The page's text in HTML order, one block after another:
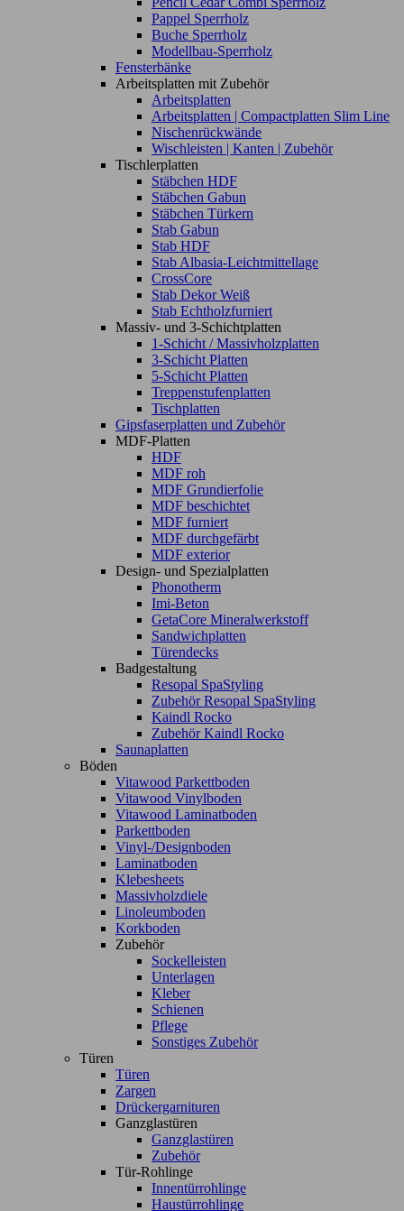
Pappel Sperrholz
Buche Sperrholz
Modellbau-Sperrholz
Fensterbänke
Arbeitsplatten mit Zubehör
Arbeitsplatten
Arbeitsplatten | Compactplatten Slim Line
Nischenrückwände
Wischleisten | Kanten | Zubehör
Tischlerplatten
Stäbchen HDF
Stäbchen Gabun
Stäbchen Türkern
Stab Gabun
Stab HDF
Stab Albasia-Leichtmittellage
CrossCore
Stab Dekor Weiß
Stab Echtholzfurniert
Massiv- und 3-Schichtplatten
1-Schicht / Massivholzplatten
3-Schicht Platten
5-Schicht Platten
Treppenstufenplatten
Tischplatten
Gipsfaserplatten und Zubehör
MDF-Platten
HDF
MDF roh
MDF Grundierfolie
MDF beschichtet
MDF furniert
MDF durchgefärbt
MDF exterior
Design- und Spezialplatten
Phonotherm
Imi-Beton
GetaCore Mineralwerkstoff
Sandwichplatten
Türendecks
Badgestaltung
Resopal SpaStyling
Zubehör Resopal SpaStyling
Kaindl Rocko
Zubehör Kaindl Rocko
Saunaplatten
Böden
Vitawood Parkettboden
Vitawood Vinylboden
Vitawood Laminatboden
Parkettboden
Vinyl-/Designboden
Laminatboden
Klebesheets
Massivholzdiele
Linoleumboden
Korkboden
Zubehör
Sockelleisten
Unterlagen
Kleber
Schienen
Pflege
Sonstiges Zubehör
Türen
Türen
Zargen
Drückergarnituren
Ganzglastüren
Ganzglastüren
Zubehör
Tür-Rohlinge
Innentürrohlinge
Haustürrohlinge